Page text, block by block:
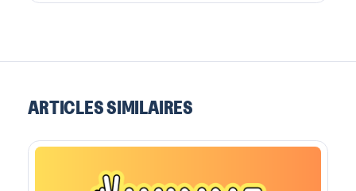
ARTICLES SIMILAIRES